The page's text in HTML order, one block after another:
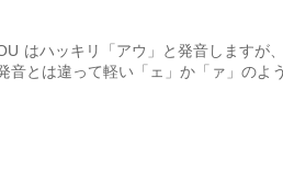
はハッキリ「アウ」と発音しますが
音とは違って軽い「ェ」か「ァ」のよ